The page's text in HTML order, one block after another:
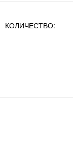
КОЛИЧЕСТВО: